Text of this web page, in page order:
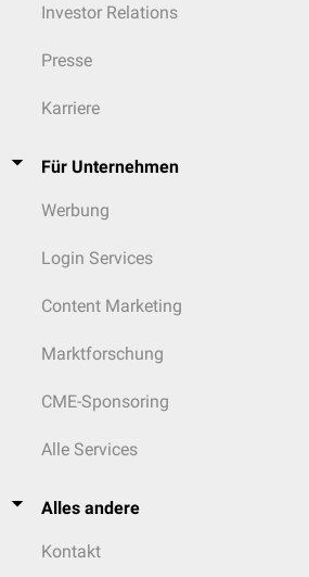
Investor Relations
Presse
Karriere
Für Unternehmen
Werbung
Login Services
Content Marketing
Marktforschung
CME-Sponsoring
Alle Services
Alles andere
Kontakt